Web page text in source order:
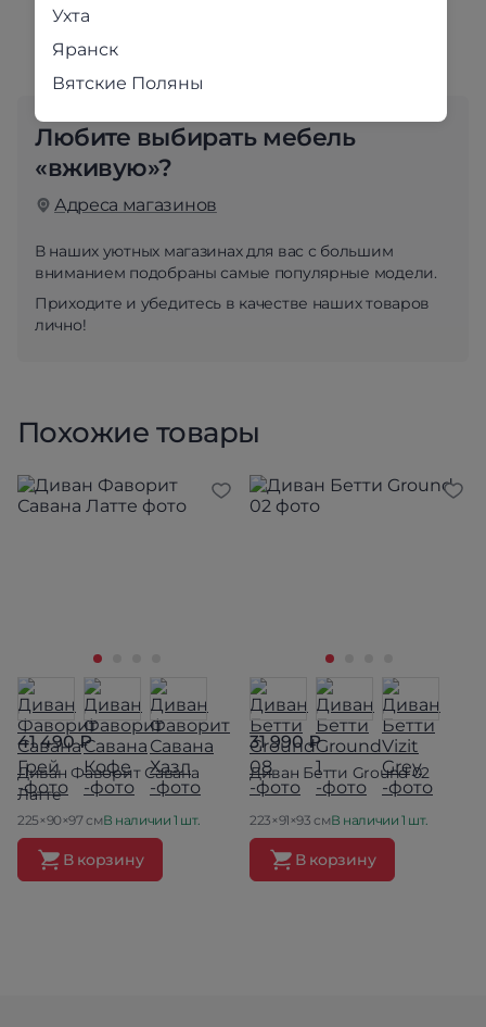
собственная сервисная служба.
Любите выбирать мебель
«вживую»?
Адреса магазинов
В наших уютных магазинах для вас с большим
вниманием подобраны самые популярные модели.
Приходите и убедитесь в качестве наших товаров
лично!
Похожие товары
41 490 ₽
Диван Фаворит Савана
Латте
225×90×97 смВ наличии 1 шт.
В корзину
31 990 ₽
Диван Бетти Ground 02
223×91×93 смВ наличии 1 шт.
В корзину
Ухта
Яранск
Вятские Поляны